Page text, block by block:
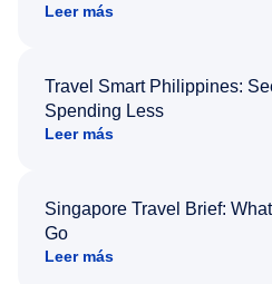
Leer más
Travel Smart Philippines:
Spending Less
Leer más
Singapore Travel Brief:
Go
Leer más